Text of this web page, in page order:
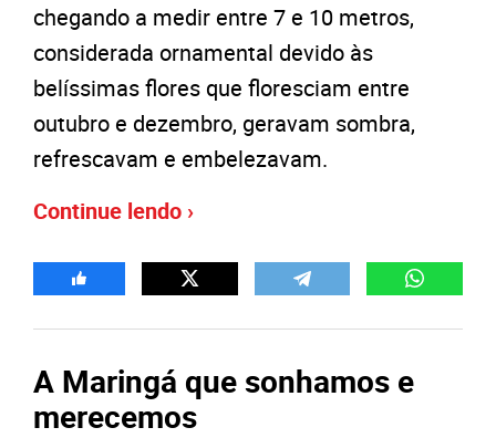
chegando a medir entre 7 e 10 metros,
considerada ornamental devido às
belíssimas flores que floresciam entre
outubro e dezembro, geravam sombra,
refrescavam e embelezavam.
Continue lendo ›
A Maringá que sonhamos e
merecemos